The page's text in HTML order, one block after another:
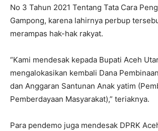
No 3 Tahun 2021 Tentang Tata Cara
Gampong, karena lahirnya perbup
merampas hak-hak rakyat.
“Kami mendesak kepada Bupati Aceh
mengalokasikan kembali Dana
dan Anggaran Santunan Anak yatim
Pemberdayaan Masyarakat),” teriaknya.
Para pendemo juga mendesak DPRK